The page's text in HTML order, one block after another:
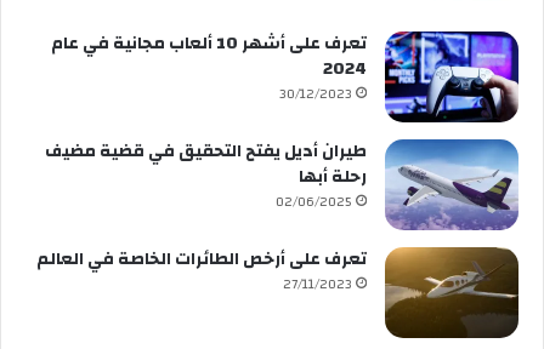
تعرف على أشهر 10 ألعاب مجانية في عام
2024
30/12/2023
طيران أديل يفتح التحقيق في قضية مضيف
رحلة أبها
02/06/2025
تعرف على أرخص الطائرات الخاصة في العالم
27/11/2023